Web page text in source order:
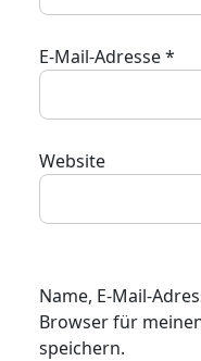
E-Mail-Adresse*
Website
Name, E-Mail-
Browser für
speichern.